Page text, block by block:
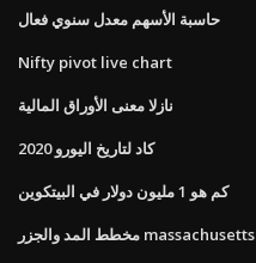
حاسبة الأسهم معدل سنوي فعال
Nifty pivot live chart
نازلا معنى الأوراق المالية
كاد لتاريخ اليورو 2020
كم هو 1 مليون دولار في البيتكوين
مخطط المد والجزر massachusetts